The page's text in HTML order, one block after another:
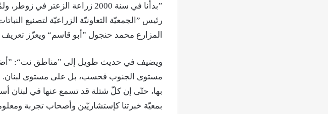
”بدأنا في سنة 2000 زراعة
رئيس ”الجمعيّة التعاونيّة الزراعيّة لتصنيع
المزارع محمد حنجول ”أبو قاسم“ ويعزّز تعريف
ويضيف في حديث طويل إلى ”مناطق نت“:
مستوى الجنوب فحسب، بل على مستوى لبنان.
بها، حتّى إن كلّ شتلة قد تسمع عنها في لبنان
بمعيّة خبرتنا كإستشاريّين وأصحاب تجربة